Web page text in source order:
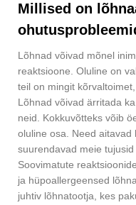
Millised on
Lõhnad võivad mõnel
reaktsioone. Oluline on
teil on mingit
Lõhnad võivad ärritada
neid. Kokkuvõtteks võib
oluline osa. Need aitavad
suurendavad meie
Soovimatute
ja hüpoallergeensed
juhtiv lõhnatootja, kes